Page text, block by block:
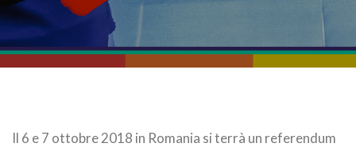
Il 6 e 7 ottobre 2018 in Romania si terrà un referendum